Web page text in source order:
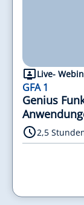
Live-
GFA 1
Genius
2,5